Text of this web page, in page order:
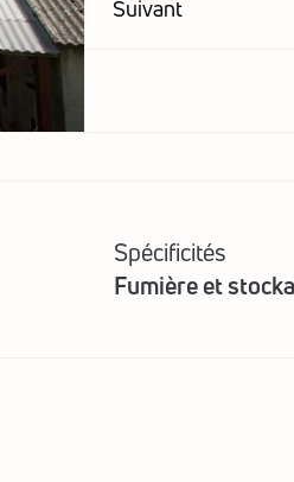
Suivant
Spécificités
Fumière et